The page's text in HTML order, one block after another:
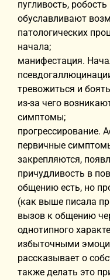
пугливость,
обуславливают
патологических
начала;
манифестация.
тревожиться и
из-за чего
симптомы;
прогрессирование.
первичные
закрепляются,
причудливость в
общению есть, но
(как выше писала
вызов к общению
однотипного
избыточными
рассказывает о
также делать это